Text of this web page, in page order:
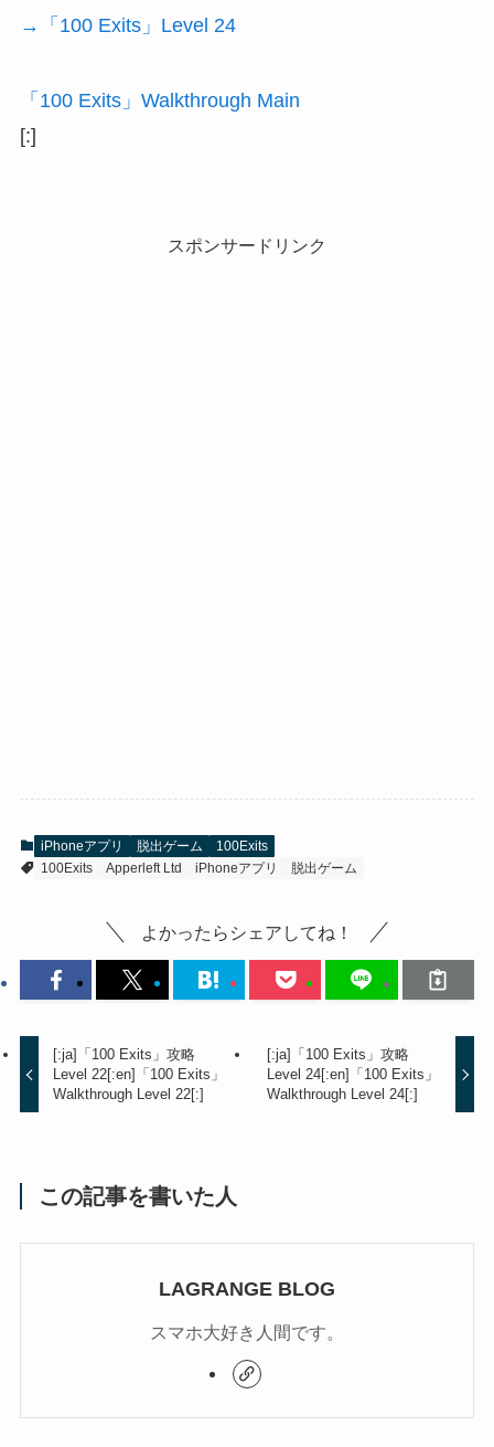
→「100 Exits」Level 24
「100 Exits」Walkthrough Main
[:]
スポンサードリンク
iPhoneアプリ 脱出ゲーム
100Exits
100Exits
Apperleft Ltd iPhoneアプリ 脱出ゲーム
よかったらシェアしてね！
[:ja]「100 Exits」攻略
Level 22[:en]「100 Exits」
Walkthrough Level 22[:]
[:ja]「100 Exits」攻略
Level 24[:en]「100 Exits」
Walkthrough Level 24[:]
この記事を書いた人
LAGRANGE BLOG
スマホ大好き人間です。